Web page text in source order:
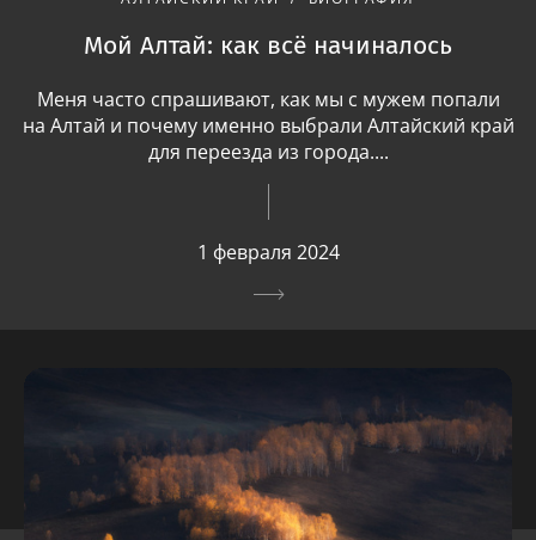
Мой Алтай: как всё начиналось
Меня часто спрашивают, как мы с мужем попали
на Алтай и почему именно выбрали Алтайский край
для переезда из города....
1 февраля 2024